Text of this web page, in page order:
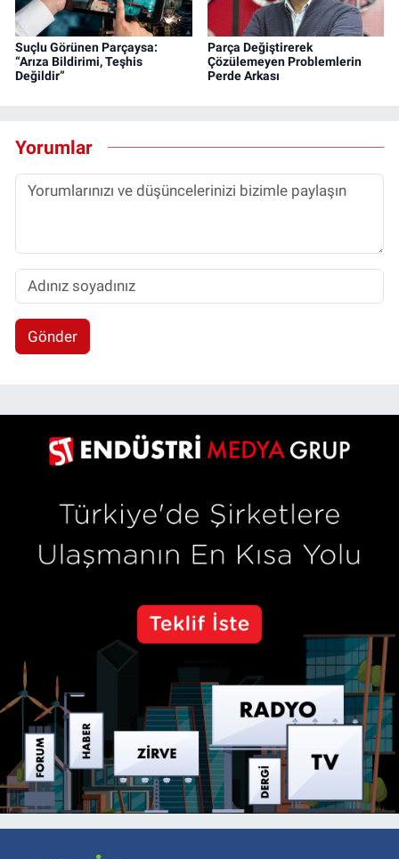
Suçlu Görünen Parçaysa:
“Arıza Bildirimi, Teşhis
Değildir”
Parça Değiştirerek
Çözülemeyen Problemlerin
Perde Arkası
Yorumlar
Gönder